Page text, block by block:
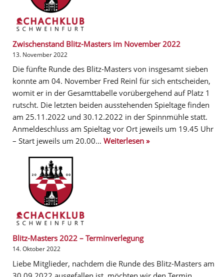
Zwischenstand Blitz-Masters im November 2022
13. November 2022
Die fünfte Runde des Blitz-Masters von insgesamt sieben
konnte am 04. November Fred Reinl für sich entscheiden,
womit er in der Gesamttabelle vorübergehend auf Platz 1
rutscht. Die letzten beiden ausstehenden Spieltage finden
am 25.11.2022 und 30.12.2022 in der Spinnmühle statt.
Anmeldeschluss am Spieltag vor Ort jeweils um 19.45 Uhr
– Start jeweils um 20.00… Weiterlesen »
Blitz-Masters 2022 – Terminverlegung
14. Oktober 2022
Liebe Mitglieder, nachdem die Runde des Blitz-Masters am